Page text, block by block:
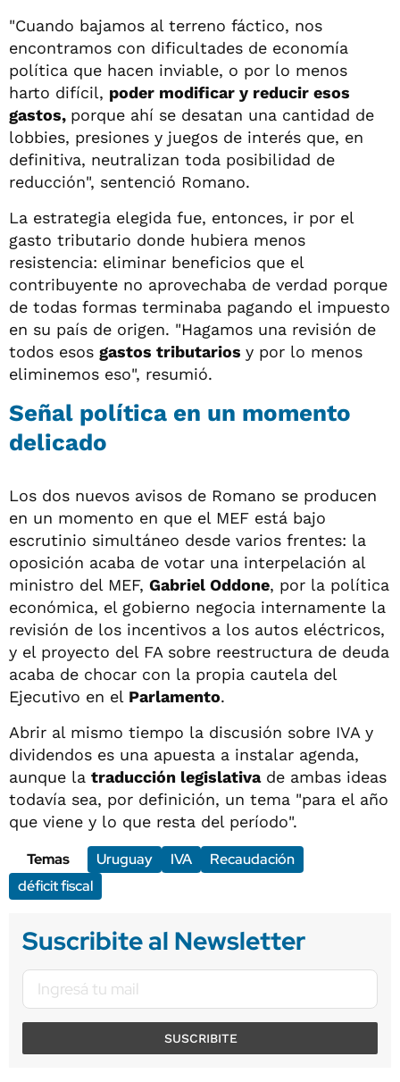
"Cuando bajamos al terreno fáctico, nos
encontramos con dificultades de economía
política que hacen inviable, o por lo menos
harto difícil, poder modificar y reducir esos
gastos, porque ahí se desatan una cantidad de
lobbies, presiones y juegos de interés que, en
definitiva, neutralizan toda posibilidad de
reducción", sentenció Romano.
La estrategia elegida fue, entonces, ir por el
gasto tributario donde hubiera menos
resistencia: eliminar beneficios que el
contribuyente no aprovechaba de verdad porque
de todas formas terminaba pagando el impuesto
en su país de origen. "Hagamos una revisión de
todos esos gastos tributarios y por lo menos
eliminemos eso", resumió.
Señal política en un momento
delicado
Los dos nuevos avisos de Romano se producen
en un momento en que el MEF está bajo
escrutinio simultáneo desde varios frentes: la
oposición acaba de votar una interpelación al
ministro del MEF, Gabriel Oddone, por la política
económica, el gobierno negocia internamente la
revisión de los incentivos a los autos eléctricos,
y el proyecto del FA sobre reestructura de deuda
acaba de chocar con la propia cautela del
Ejecutivo en el Parlamento.
Abrir al mismo tiempo la discusión sobre IVA y
dividendos es una apuesta a instalar agenda,
aunque la traducción legislativade ambas ideas
todavía sea, por definición, un tema "para el año
que viene y lo que resta del período".
Temas
Uruguay IVA
Recaudación
déficit fiscal
Suscribite al Newsletter
SUSCRIBITE